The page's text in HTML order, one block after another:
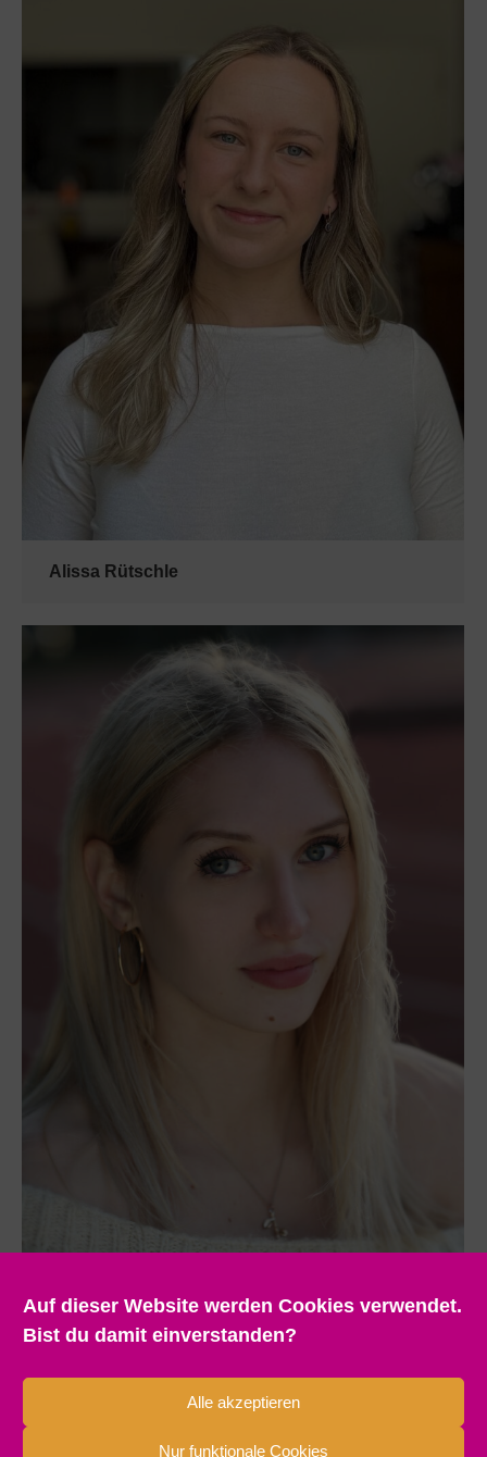
Auf dieser Website werden Cookies verwendet.
Bist du damit einverstanden?
Alle akzeptieren
Nur funktionale Cookies
Alissa Rütschle
Maja Küßner
1 2 3 4